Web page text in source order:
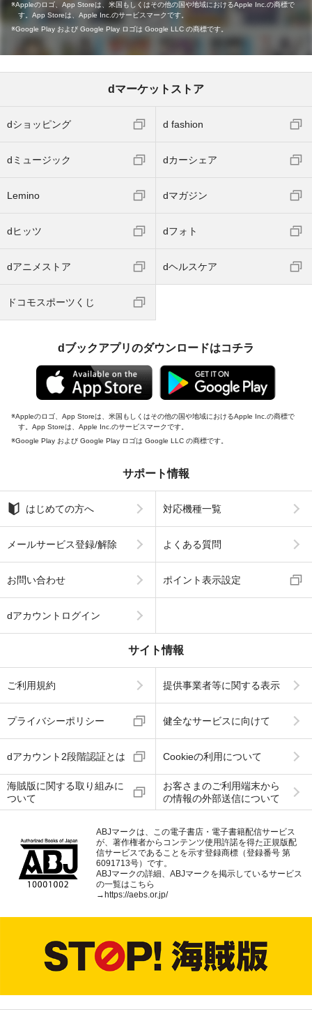
Appleのロゴ、App Storeは、米国もしくはその他の国や地域におけるApple Inc.の商標で
す。App Storeは、Apple Inc.のサービスマークです。
Google Play および Google Play ロゴは Google LLC の商標です。
dマーケットストア
dショッピング d fashion
dミュージック dカーシェア
Lemino dマガジン
dヒッツ dフォト
dアニメストア dヘルスケア
ドコモスポーツくじ
dブックアプリのダウンロードはコチラ
Appleのロゴ、App Storeは、米国もしくはその他の国や地域におけるApple Inc.の商標で
す。App Storeは、Apple Inc.のサービスマークです。
Google Play および Google Play ロゴは Google LLC の商標です。
サポート情報
はじめての方へ 対応機種一覧
メールサービス登録/解除 よくある質問
お問い合わせ ポイント表示設定
dアカウントログイン
サイト情報
ご利用規約 提供事業者等に関する表示
プライバシーポリシー 健全なサービスに向けて
dアカウント2段階認証とは Cookieの利用について
海賊版に関する取り組みに
ついて
お客さまのご利用端末から
の情報の外部送信について
ABJマークは、この電子書店・電子書籍配信サービス
が、著作権者からコンテンツ使用許諾を得た正規版配
信サービスであることを示す登録商標（登録番号 第
6091713号）です。
ABJマークの詳細、ABJマークを掲示しているサービス
の一覧はこちら
→https://aebs.or.jp/